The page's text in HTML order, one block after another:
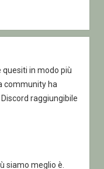
in modo più
community ha
raggiungibile
siamo meglio è.